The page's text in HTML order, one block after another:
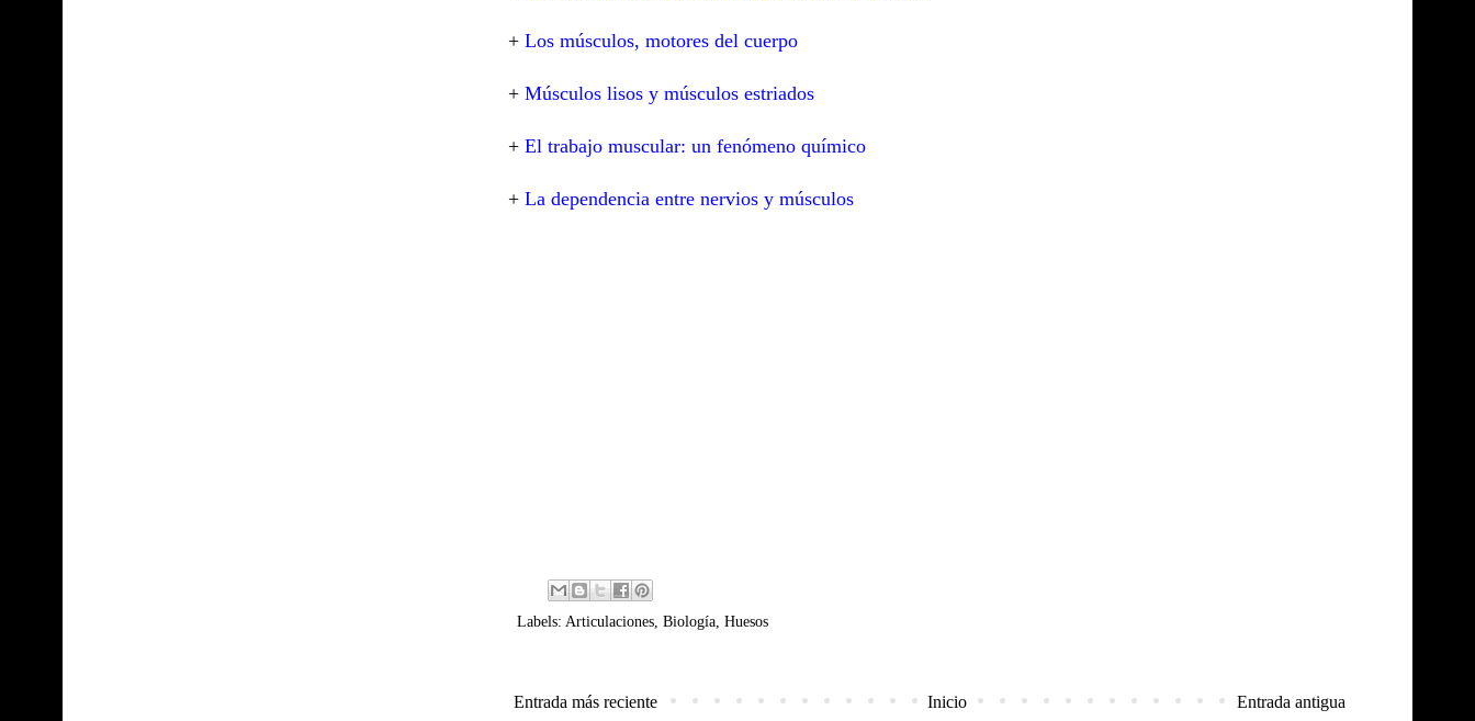
+ Los músculos, motores del cuerpo
+ Músculos lisos y músculos estriados
+ El trabajo muscular: un fenómeno químico
+ La dependencia entre nervios y músculos
Labels: Articulaciones Biología Huesos
Entrada más reciente Entrada antigua
Inicio